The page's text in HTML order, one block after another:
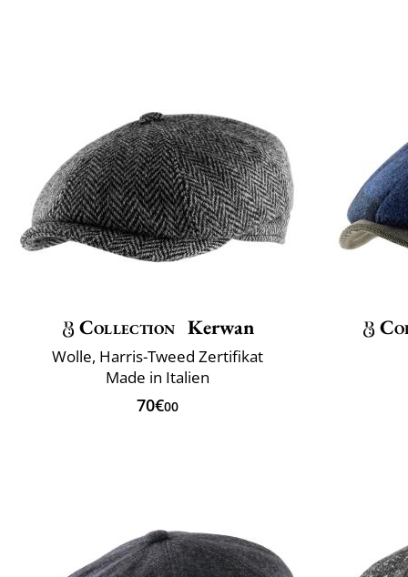
Collection Kerwan
Wolle, Harris-Tweed Zertifikat
Made in Italien
70€00